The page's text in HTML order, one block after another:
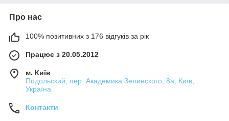
Про нас
100% позитивних з 176 відгуків за рік
Працює з 20.05.2012
м. Київ
Подольский, пер. Академика Зелинского, 8а, Київ,
Україна
Контакти